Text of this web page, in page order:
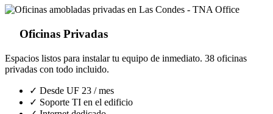
Oficinas Privadas
Espacios listos para instalar tu equipo de inmediato. 38 oficinas
privadas con todo incluido.
✓ Desde UF 23 / mes
✓ Soporte TI en el edificio